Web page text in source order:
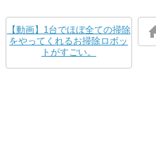
【動画】1台でほぼ全ての掃除
をやってくれるお掃除ロボッ
トがすごい。